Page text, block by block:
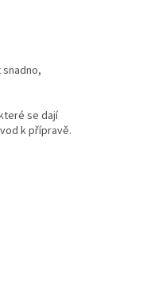
se dají
k přípravě.